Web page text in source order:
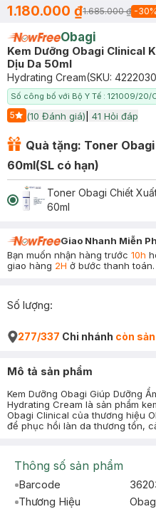
1.180.000 ₫1.685.000 ₫ -30%
Obagi
Kem Dưỡng Obagi Clinical
Dịu Da 50ml
Hydrating Cream(SKU:
Số công bố với Bộ Y Tế : 121009/20/
5
Start Icon
(10 Đánh giá) 41 Hỏi đáp
Quà tặng: Toner
60ml(SL có hạn)
Toner Obagi Chiết
60ml
Giao Nhanh Miễn
Bạn muốn nhận hàng trước 10h
giao hàng 2H ở bước thanh toán.
Số lượng:
277/337 Chi nhánh còn
Mô tả sản phẩm
Kem Dưỡng Obagi Giúp Dưỡng
Hydrating Cream là sản phẩm
Obagi Clinical của thương hiệu
để phục hồi làn da thương tổn,
Thông số sản phẩm
Barcode
Thương Hiệu